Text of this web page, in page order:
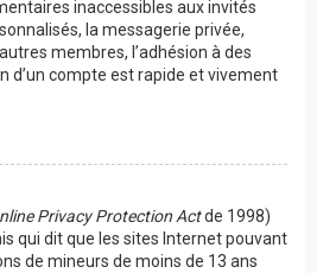
inaccessibles aux invités
la messagerie privée,
membres, l’adhésion à des
d’un compte est rapide et vivement
Privacy Protection Actde 1998)
qui dit que les sites Internet pouvant
de mineurs de moins de 13 ans